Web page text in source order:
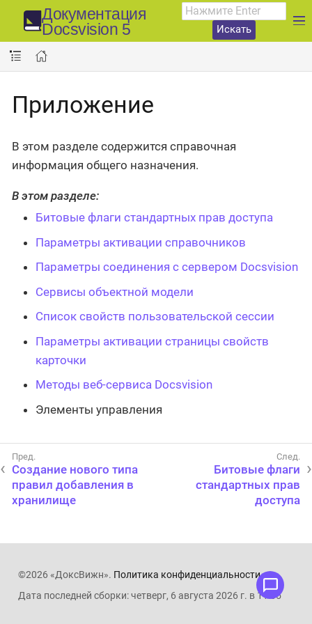
Документация
Docsvision 5
Искать
Приложение
В этом разделе содержится справочная
информация общего назначения.
В этом разделе:
Битовые флаги стандартных прав доступа
Параметры активации справочников
Параметры соединения с сервером Docsvision
Сервисы объектной модели
Список свойств пользовательской сессии
Параметры активации страницы свойств
карточки
Методы веб-сервиса Docsvision
Элементы управления
Создание нового типа
правил добавления в
хранилище
Битовые флаги
стандартных прав
доступа
©2026 «ДоксВижн». Политика конфиденциальности.
Дата последней сборки: четверг, 6 августа 2026 г. в 11:05